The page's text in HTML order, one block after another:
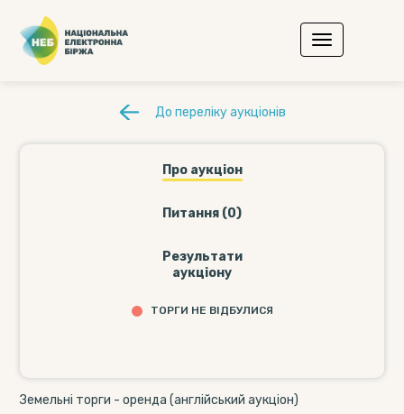
До переліку аукціонів
Про аукціон
Питання (0)
Результати
аукціону
ТОРГИ НЕ ВІДБУЛИСЯ
Земельні торги - оренда (англійський аукціон)